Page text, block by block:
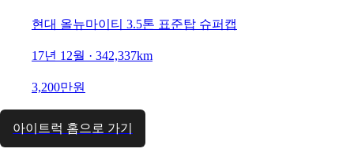
현대 올뉴마이티 3.5톤 표준탑 슈퍼캡
17년 12월 · 342,337km
3,200만원
아이트럭 홈으로 가기